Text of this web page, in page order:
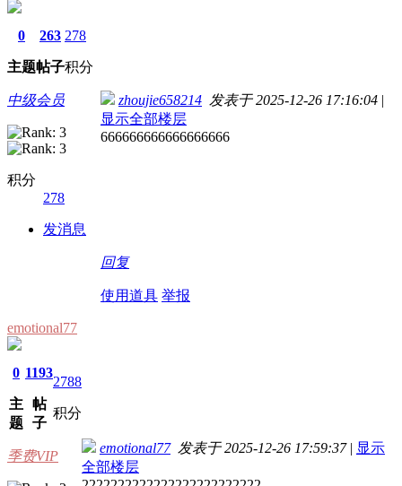
0
主题
263
帖子
278
积分
中级会员
积分
278
发消息
zhoujie658214 发表于 2025-12-26 17:16:04 |
显示全部楼层
666666666666666666
回复
使用道具 举报
emotional77
0
主
题
1193
帖
子
2788
积分
季费VIP
emotional77发表于 2025-12-26 17:59:37 | 显示
全部楼层